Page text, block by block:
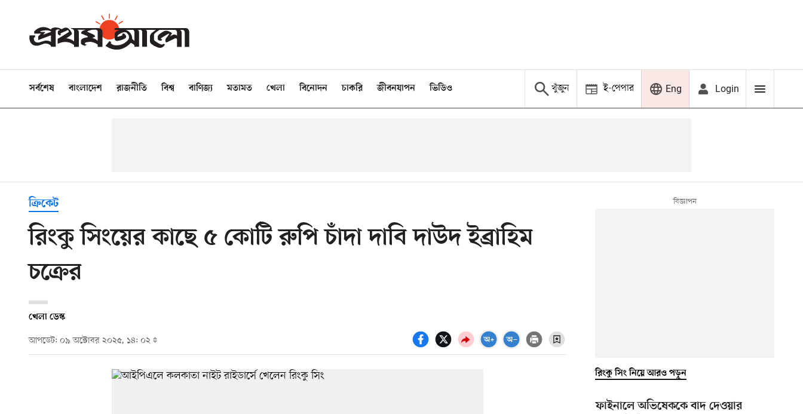
সর্বশেষ বাংলাদেশ রাজনীতি বিশ্ব বাণিজ্য মতামত খেলা বিনোদন চাকরি জীবনযাপন ভিডিও খুঁজুন ই-পেপার Eng Login
ক্রিকেট
রিংকু সিংয়ের কাছে ৫ কোটি রুপি চাঁদা দাবি দাউদ ইব্রাহিম
চক্রের
খেলা ডেস্ক
আপডেট: ০৯ অক্টোবর ২০২৫, ১৪: ০২
রিংকু সিং নিয়ে আরও পড়ুন
ফাইনালে অভিষেককে বাদ দেওয়ার